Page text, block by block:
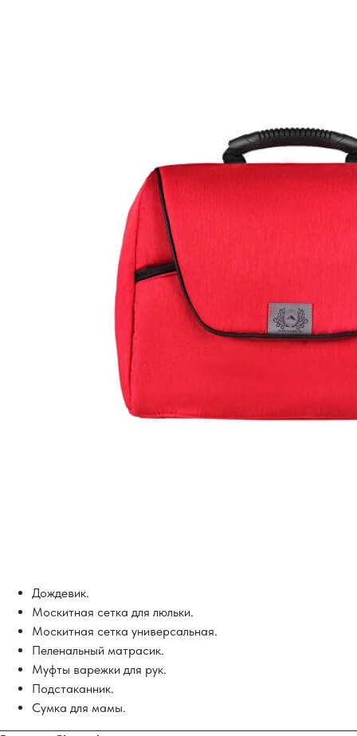
Дождевик.
Москитная сетка для люльки.
Москитная сетка универсальная.
Пеленальный матрасик.
Муфты варежки для рук.
Подстаканник.
Сумка для мамы.